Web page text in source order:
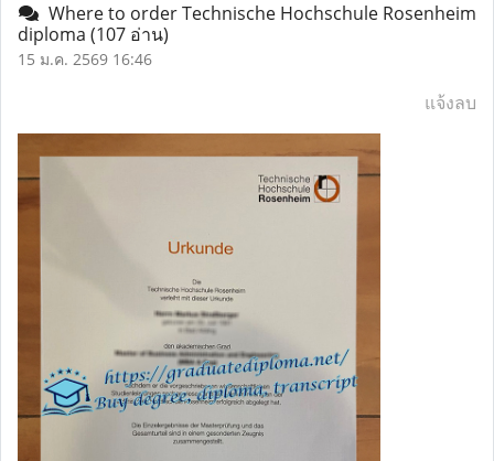
Where to order Technische Hochschule Rosenheim
diploma (107 อ่าน)
15 ม.ค. 2569 16:46
แจ้งลบ